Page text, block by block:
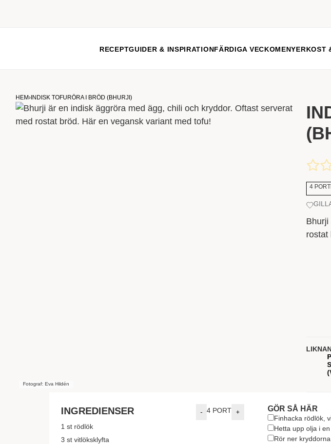
RECEPTGUIDER & INSPIRATIONFÄRDIGA VECKOMENYERKOST
HEM› INDISK TOFURÖRA I BRÖD (BHURJI)
Fotograf: Eva Hildén
4
Bhurji
rostat
INGREDIENSER - 4 PORT +
1 st rödlök
3 st vitlöksklyfta
GÖR SÅ HÄR
Finhacka rödlök,
Hetta upp olja i
Rör ner